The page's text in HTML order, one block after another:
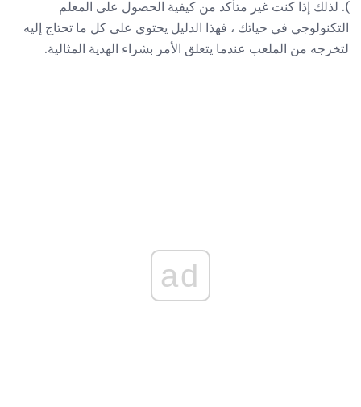
). لذلك إذا كنت غير متأكد من كيفية الحصول على المعلم
التكنولوجي في حياتك ، فهذا الدليل يحتوي على كل ما تحتاج إليه
لتخرجه من الملعب عندما يتعلق الأمر بشراء الهدية المثالية.
ad